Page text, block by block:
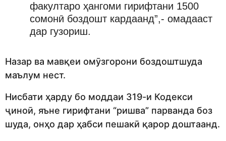
факултаро ҳангоми гирифтани 1500
сомонӣ боздошт кардаанд”,- омадааст
дар гузориш.
Назар ва мавқеи омӯзгорони боздоштшуда
маълум нест.
Нисбати ҳарду бо моддаи 319-и Кодекси
ҷиноӣ, яъне гирифтани “ришва” парванда боз
шуда, онҳо дар ҳабси пешакӣ қарор доштаанд.